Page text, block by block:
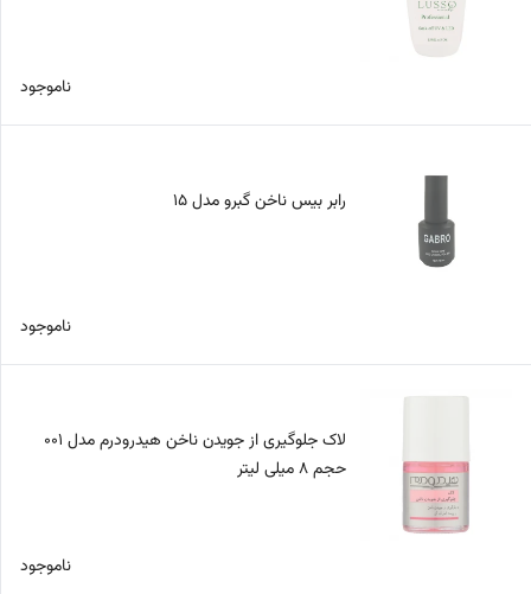
ناموجود
رابر بیس ناخن گبرو مدل 15
ناموجود
لاک جلوگیری از جویدن ناخن هیدرودرم مدل 001
حجم 8 میلی لیتر
ناموجود